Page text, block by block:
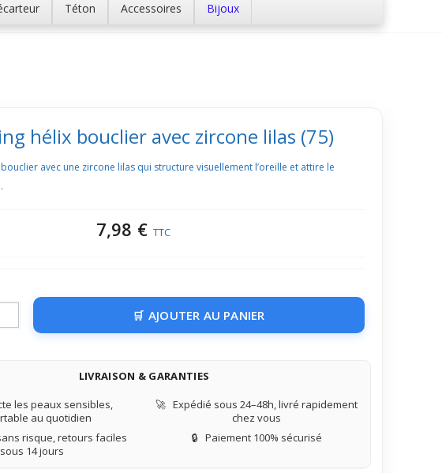
Téton Accessoires Bijoux
hélix bouclier avec zircone lilas (75)
avec une zircone lilas qui structure visuellement l’oreille et attire le
7,98 € TTC
AJOUTER AU PANIER
LIVRAISON & GARANTIES
les peaux sensibles,
au quotidien
🚀 Expédié sous 24–48h, livré rapidement
chez vous
risque, retours faciles
sous 14 jours
🔒 Paiement 100% sécurisé